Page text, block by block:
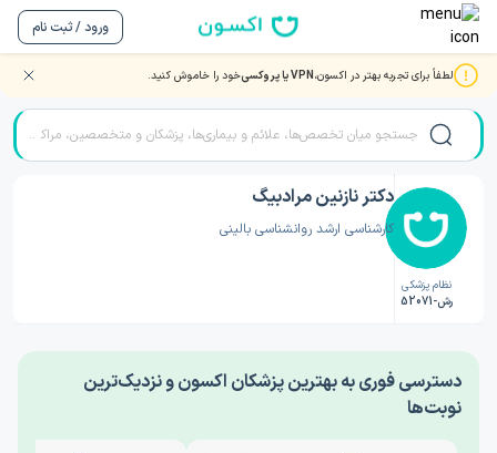
ورود / ثبت نام
لطفاً برای تجربه بهتر در اکسون،VPN یا پروکسی خود را خاموش کنید. صفحه اصلی/دکتر روانشناسی/دکتر نازنین مرادبیگ
نظام پزشکی
رش-52071
دکتر نازنین مرادبیگ
کارشناسی ارشد روانشناسی بالینی
‎دسترسی فوری به بهترین پزشکان اکسون و نزدیک‌ترین
نوبت‌ها